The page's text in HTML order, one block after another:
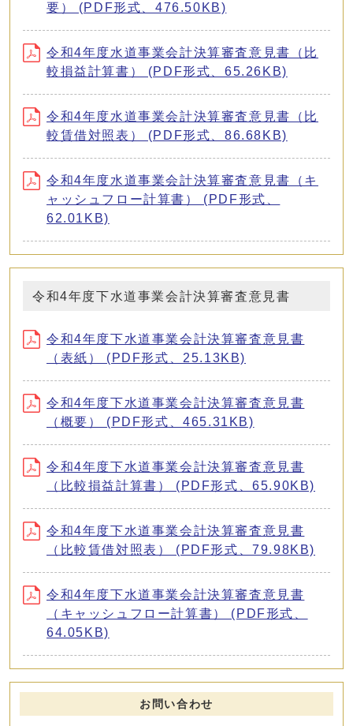
要） (PDF形式、476.50KB)
令和4年度水道事業会計決算審査意見書（比
較損益計算書） (PDF形式、65.26KB)
令和4年度水道事業会計決算審査意見書（比
較賃借対照表） (PDF形式、86.68KB)
令和4年度水道事業会計決算審査意見書（キ
ャッシュフロー計算書） (PDF形式、
62.01KB)
令和4年度下水道事業会計決算審査意見書
令和4年度下水道事業会計決算審査意見書
（表紙） (PDF形式、25.13KB)
令和4年度下水道事業会計決算審査意見書
（概要） (PDF形式、465.31KB)
令和4年度下水道事業会計決算審査意見書
（比較損益計算書） (PDF形式、65.90KB)
令和4年度下水道事業会計決算審査意見書
（比較賃借対照表） (PDF形式、79.98KB)
令和4年度下水道事業会計決算審査意見書
（キャッシュフロー計算書） (PDF形式、
64.05KB)
お問い合わせ